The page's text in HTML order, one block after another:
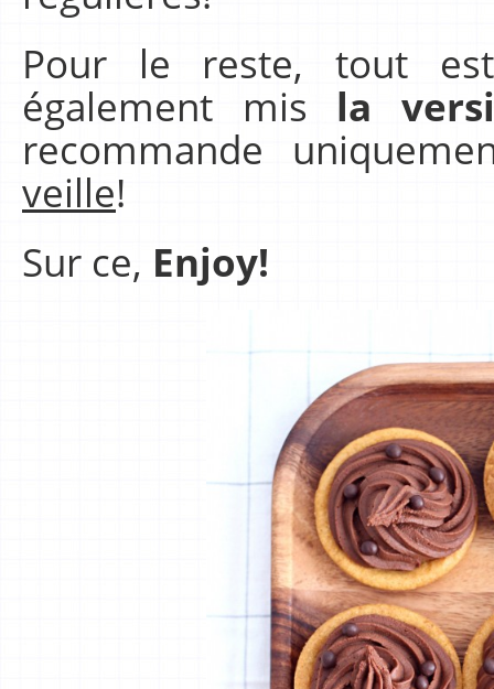
Pour le reste, tout
également mis la
recommande
veille!
Sur ce, Enjoy!